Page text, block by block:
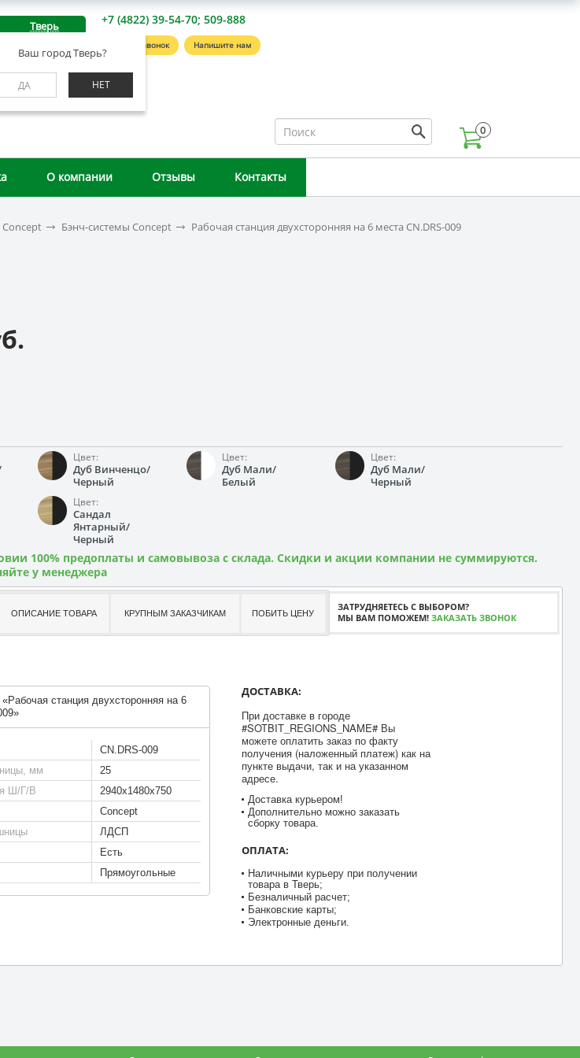
Тверь
Ваш город Тверь?
ДА НЕТ
пер., д. 46А
+7 (4822) 39-54-70; 509-888
Заказать звонок Напишите нам
0
О компании Отзывы Контакты
Concept Бэнч-системы Concept Рабочая станция двухсторонняя на 6 места CN.DRS-009
Цвет:
Дуб Винченцо/
Черный
Цвет:
Дуб Мали/
Белый
Цвет:
Дуб Мали/
Черный
Цвет:
Сандал
Янтарный/
Черный
100% предоплаты и самовывоза с склада. Скидки и акции компании не суммируются.
у менеджера
ОПИСАНИЕ ТОВАРА КРУПНЫМ ЗАКАЗЧИКАМ ПОБИТЬ ЦЕНУ
ЗАТРУДНЯЕТЕСЬ С ВЫБОРОМ?
МЫ ВАМ ПОМОЖЕМ! ЗАКАЗАТЬ ЗВОНОК
«Рабочая станция двухсторонняя на 6
CN.DRS-009
мм
25
Ш/Г/В
2940х1480х750
Concept
ЛДСП
Есть
Прямоугольные
ДОСТАВКА:
При доставке в городе
#SOTBIT_REGIONS_NAME# Вы
можете оплатить заказ по факту
получения (наложенный платеж) как на
пункте выдачи, так и на указанном
адресе.
Доставка курьером!
Дополнительно можно заказать
сборку товара.
ОПЛАТА:
Наличными курьеру при получении
товара в Тверь;
Безналичный расчет;
Банковские карты;
Электронные деньги.